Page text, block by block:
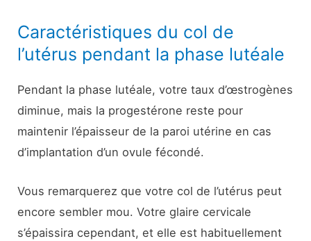
Caractéristiques du col de
l’utérus pendant la phase lutéale
Pendant la phase lutéale, votre taux d’œstrogènes
diminue, mais la progestérone reste pour
maintenir l’épaisseur de la paroi utérine en cas
d’implantation d’un ovule fécondé.
Vous remarquerez que votre col de l’utérus peut
encore sembler mou. Votre glaire cervicale
s’épaissira cependant, et elle est habituellement